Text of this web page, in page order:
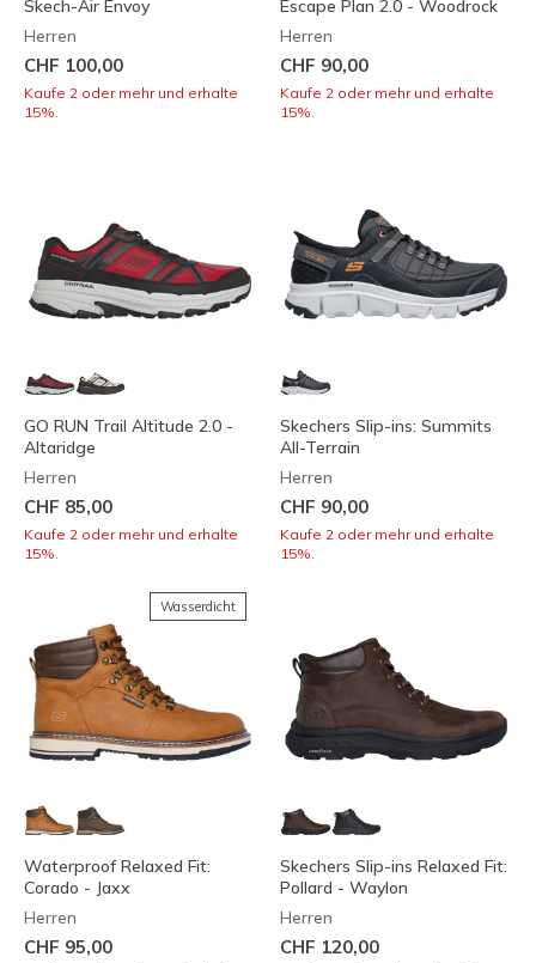
Skech-Air Envoy
Herren
CHF 100,00
Kaufe 2 oder mehr und erhalte
15%.
Escape Plan 2.0 - Woodrock
Herren
CHF 90,00
Kaufe 2 oder mehr und erhalte
15%.
GO RUN Trail Altitude 2.0 -
Altaridge
Herren
CHF 85,00
Kaufe 2 oder mehr und erhalte
15%.
Skechers Slip-ins: Summits
All-Terrain
Herren
CHF 90,00
Kaufe 2 oder mehr und erhalte
15%.
Wasserdicht
Waterproof Relaxed Fit:
Corado - Jaxx
Herren
CHF 95,00
Skechers Slip-ins Relaxed Fit:
Pollard - Waylon
Herren
CHF 120,00